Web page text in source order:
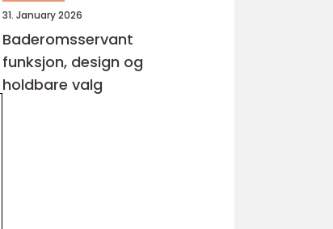
31. January 2026
Baderomsservant
funksjon, design og
holdbare valg